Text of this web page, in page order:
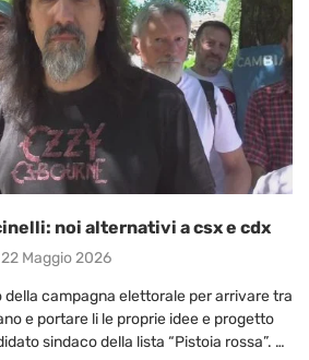
noi alternativi a csx e cdx
22 Maggio 2026
della campagna elettorale per arrivare tra
e portare li le proprie idee e progetto
sindaco della lista “Pistoia rossa”. …